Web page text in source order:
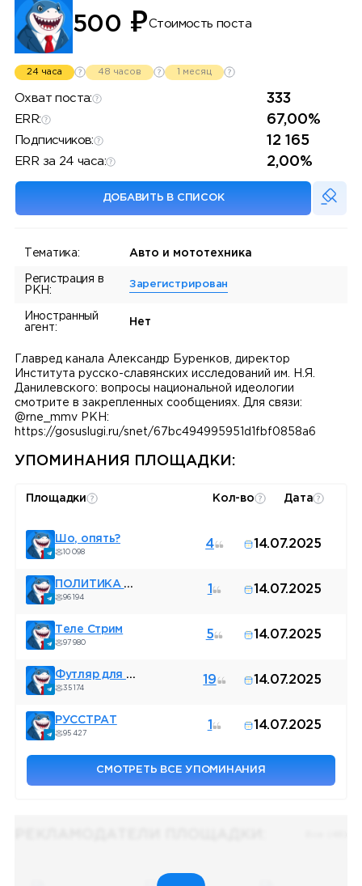
500 ₽Стоимость поста
24 часа 48 часов 1 месяц
Охват поста: 333
ERR: 67,00%
Подписчиков: 12 165
ERR за 24 часа: 2,00%
ДОБАВИТЬ В СПИСОК
Тематика: Авто и мототехника
Регистрация в
РКН:
Зарегистрирован
Иностранный
агент:
Нет
Главред канала Александр Буренков, директор
Института русско-славянских исследований им. Н.Я.
Данилевского: вопросы национальной идеологии
смотрите в закрепленных сообщениях. Для связи:
@rne_mmv РКН:
https://gosuslugi.ru/snet/67bc494995951d1fbf0858a6
УПОМИНАНИЯ ПЛОЩАДКИ:
Площадки Кол-во Дата
Шо, опять?
10 098
4 14.07.2025
ПОЛИТИКА В КРУГУ
96 194
1 14.07.2025
Теле Стрим
97 980
5 14.07.2025
Футляр для курая - КушТау #Куштаубудетжить
35 174
19 14.07.2025
РУССТРАТ
95 427
1 14.07.2025
СМОТРЕТЬ ВСЕ УПОМИНАНИЯ